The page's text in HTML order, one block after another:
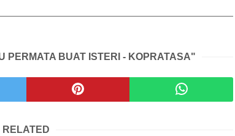
PERMATA BUAT ISTERI - KOPRATASA"
RELATED